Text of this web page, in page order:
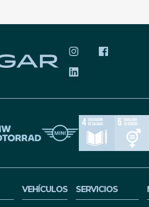
SÍGUENOS EN
SÍGUENOS
SÍGUENOS EN
VEHÍCULOS SERVICIOS